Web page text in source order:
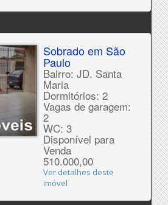
Sobrado em São
Paulo
Bairro: JD. Santa
Maria
Dormitórios: 2
Vagas de garagem:
2
WC: 3
Disponível para
Venda
510.000,00
Ver detalhes deste
imóvel